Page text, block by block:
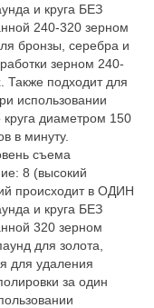
и круга БЕЗ
240-320 зерном
бронзы, серебра и
зерном 240-
Также подходит для
использовании
круга диаметром 150
в минуту.
съема
8 (высокий
происходит в ОДИН
и круга БЕЗ
320 зерном
для золота,
для удаления
за один